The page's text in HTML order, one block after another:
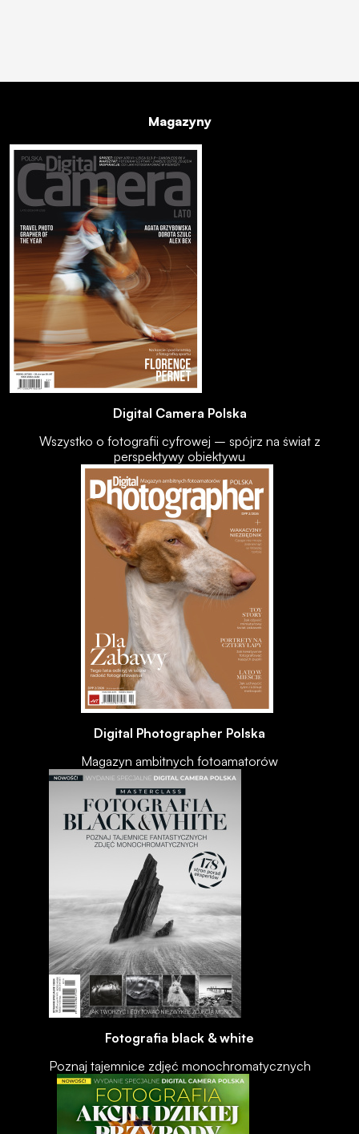
Magazyny
Digital Camera Polska
Wszystko o fotografii cyfrowej – spójrz na świat z
perspektywy obiektywu
Digital Photographer Polska
Magazyn ambitnych fotoamatorów
Fotografia black & white
Poznaj tajemnice zdjęć monochromatycznych